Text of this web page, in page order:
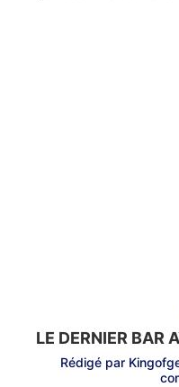
LE DERNIER BAR
Rédigé par